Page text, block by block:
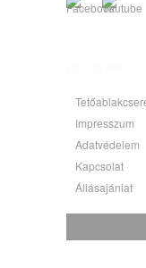
Impresszum
Adatvédelem
Kapcsolat
Állásajánlat